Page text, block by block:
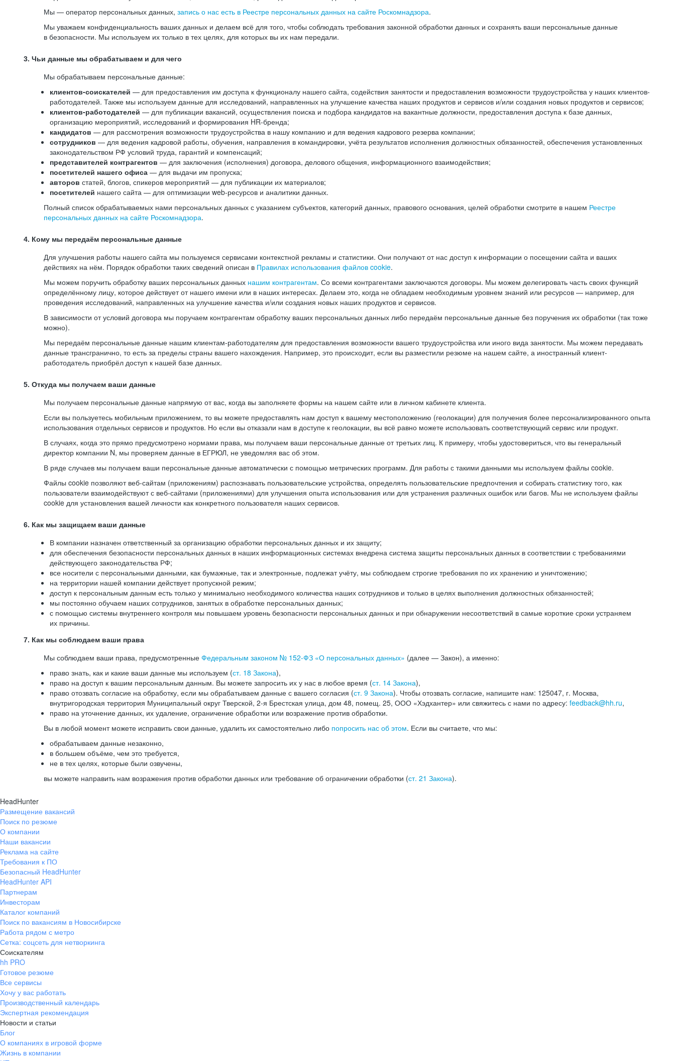
Мы — оператор персональных данных, запись о нас есть в Реестре персональных данных на сайте Роскомнадзора.
Мы уважаем конфиденциальность ваших данных и делаем всё для того, чтобы соблюдать требования законной обработки данных и сохранять ваши персональные данные
в безопасности. Мы используем их только в тех целях, для которых вы их нам передали.
3. Чьи данные мы обрабатываем и для чего
Мы обрабатываем персональные данные:
клиентов-соискателей — для предоставления им доступа к функционалу нашего сайта, содействия занятости и предоставления возможности трудоустройства у наших клиентов-
работодателей. Также мы используем данные для исследований, направленных на улучшение качества наших продуктов и сервисов и/или создания новых продуктов и сервисов;
клиентов-работодателей — для публикации вакансий, осуществления поиска и подбора кандидатов на вакантные должности, предоставления доступа к базе данных,
организацию мероприятий, исследований и формирования HR-бренда;
кандидатов — для рассмотрения возможности трудоустройства в нашу компанию и для ведения кадрового резерва компании;
сотрудников — для ведения кадровой работы, обучения, направления в командировки, учёта результатов исполнения должностных обязанностей, обеспечения установленных
законодательством РФ условий труда, гарантий и компенсаций;
представителей контрагентов — для заключения (исполнения) договора, делового общения, информационного взаимодействия;
посетителей нашего офиса — для выдачи им пропуска;
авторов статей, блогов, спикеров мероприятий — для публикации их материалов;
посетителей нашего сайта — для оптимизации web-ресурсов и аналитики данных.
Полный список обрабатываемых нами персональных данных с указанием субъектов, категорий данных, правового основания, целей обработки смотрите в нашем Реестре
персональных данных на сайте Роскомнадзора.
4. Кому мы передаём персональные данные
Для улучшения работы нашего сайта мы пользуемся сервисами контекстной рекламы и статистики. Они получают от нас доступ к информации о посещении сайта и ваших
действиях на нём. Порядок обработки таких сведений описан в Правилах использования файлов cookie.
Мы можем поручить обработку ваших персональных данных нашим контрагентам. Со всеми контрагентами заключаются договоры. Мы можем делегировать часть своих функций
определённому лицу, которое действует от нашего имени или в наших интересах. Делаем это, когда не обладаем необходимым уровнем знаний или ресурсов — например, для
проведения исследований, направленных на улучшение качества и/или создания новых наших продуктов и сервисов.
В зависимости от условий договора мы поручаем контрагентам обработку ваших персональных данных либо передаём персональные данные без поручения их обработки (так тоже
можно).
Мы передаём персональные данные нашим клиентам-работодателям для предоставления возможности вашего трудоустройства или иного вида занятости. Мы можем передавать
данные трансгранично, то есть за пределы страны вашего нахождения. Например, это происходит, если вы разместили резюме на нашем сайте, а иностранный клиент-
работодатель приобрёл доступ к нашей базе данных.
5. Откуда мы получаем ваши данные
Мы получаем персональные данные напрямую от вас, когда вы заполняете формы на нашем сайте или в личном кабинете клиента.
Если вы пользуетесь мобильным приложением, то вы можете предоставлять нам доступ к вашему местоположению (геолокации) для получения более персонализированного опыта
использования отдельных сервисов и продуктов. Но если вы отказали нам в доступе к геолокации, вы всё равно можете использовать соответствующий сервис или продукт.
В случаях, когда это прямо предусмотрено нормами права, мы получаем ваши персональные данные от третьих лиц. К примеру, чтобы удостовериться, что вы генеральный
директор компании N, мы проверяем данные в ЕГРЮЛ, не уведомляя вас об этом.
В ряде случаев мы получаем ваши персональные данные автоматически с помощью метрических программ. Для работы с такими данными мы используем файлы cookie.
Файлы cookie позволяют веб-сайтам (приложениям) распознавать пользовательские устройства, определять пользовательские предпочтения и собирать статистику того, как
пользователи взаимодействуют с веб-сайтами (приложениями) для улучшения опыта использования или для устранения различных ошибок или багов. Мы не используем файлы
cookie для установления вашей личности как конкретного пользователя наших сервисов.
6. Как мы защищаем ваши данные
В компании назначен ответственный за организацию обработки персональных данных и их защиту;
для обеспечения безопасности персональных данных в наших информационных системах внедрена система защиты персональных данных в соответствии с требованиями
действующего законодательства РФ;
все носители с персональными данными, как бумажные, так и электронные, подлежат учёту, мы соблюдаем строгие требования по их хранению и уничтожению;
на территории нашей компании действует пропускной режим;
доступ к персональным данным есть только у минимально необходимого количества наших сотрудников и только в целях выполнения должностных обязанностей;
мы постоянно обучаем наших сотрудников, занятых в обработке персональных данных;
с помощью системы внутреннего контроля мы повышаем уровень безопасности персональных данных и при обнаружении несоответствий в самые короткие сроки устраняем
их причины.
7. Как мы соблюдаем ваши права
Мы соблюдаем ваши права, предусмотренные Федеральным законом № 152-ФЗ «О персональных данных» (далее — Закон), а именно:
право знать, как и какие ваши данные мы используем (ст. 18 Закона),
право на доступ к вашим персональным данным. Вы можете запросить их у нас в любое время (ст. 14 Закона),
право отозвать согласие на обработку, если мы обрабатываем данные с вашего согласия (ст. 9 Закона). Чтобы отозвать согласие, напишите нам: 125047, г. Москва,
внутригородская территория Муниципальный округ Тверской, 2-я Брестская улица, дом 48, помещ. 25, ООО «Хэдхантер» или свяжитесь с нами по адресу: feedback@hh.ru,
право на уточнение данных, их удаление, ограничение обработки или возражение против обработки.
Вы в любой момент можете исправить свои данные, удалить их самостоятельно либо попросить нас об этом. Если вы считаете, что мы:
обрабатываем данные незаконно,
в большем объёме, чем это требуется,
не в тех целях, которые были озвучены,
вы можете направить нам возражения против обработки данных или требование об ограничении обработки (ст. 21 Закона).
HeadHunter
Размещение вакансий
Поиск по резюме
О компании
Наши вакансии
Реклама на сайте
Требования к ПО
Безопасный HeadHunter
HeadHunter API
Партнерам
Инвесторам
Каталог компаний
Поиск по вакансиям в Новосибирске
Работа рядом с метро
Сетка: соцсеть для нетворкинга
Соискателям
hh PRO
Готовое резюме
Все сервисы
Хочу у вас работать
Производственный календарь
Экспертная рекомендация
Новости и статьи
Блог
О компаниях в игровой форме
Жизнь в компании